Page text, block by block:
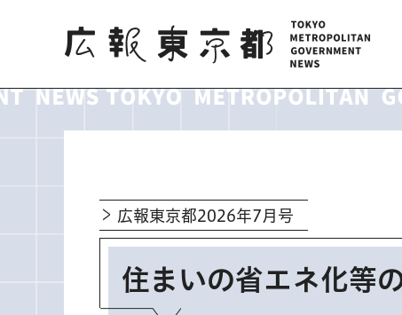
広報東京都
広報東京都2026年7月号
住まいの省エネ化等